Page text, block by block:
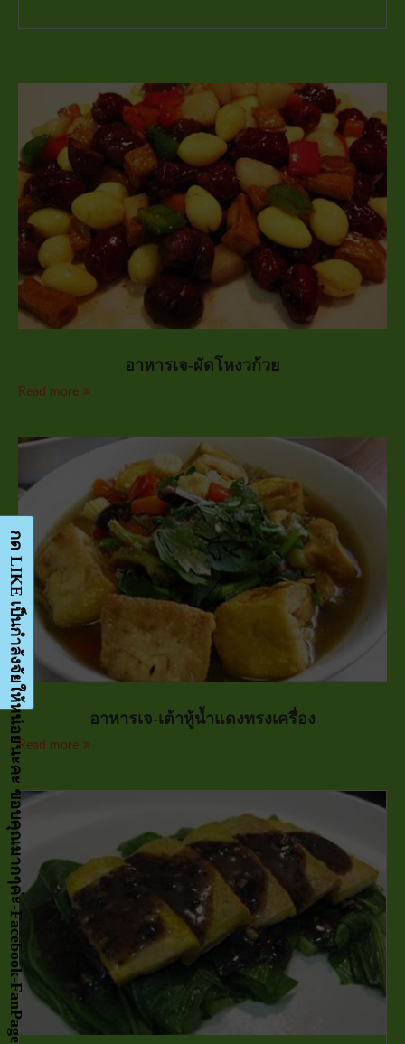
อาหารเจ-ผัดโหงวก้วย
Read more
อาหารเจ-เต้าหู้น้ำแดงทรงเครื่อง
Read more
กด LIKE เป็นกำลังจัยให้หน่อยนะคะ ขอบคุณมากๆค่ะ-Facebook-FanPage